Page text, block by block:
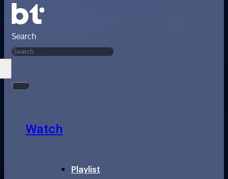
Search
Watch
Playlist